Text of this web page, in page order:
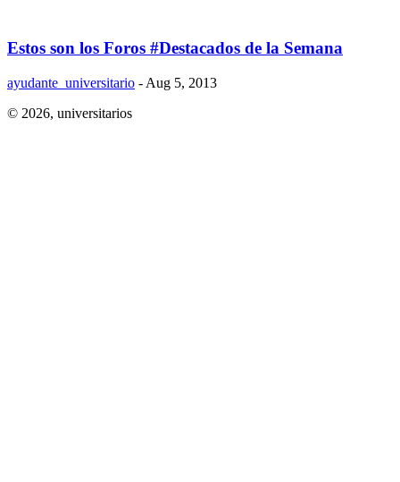
Estos son los Foros #Destacados de la Semana
ayudante_universitario - Aug 5, 2013
© 2026, universitarios